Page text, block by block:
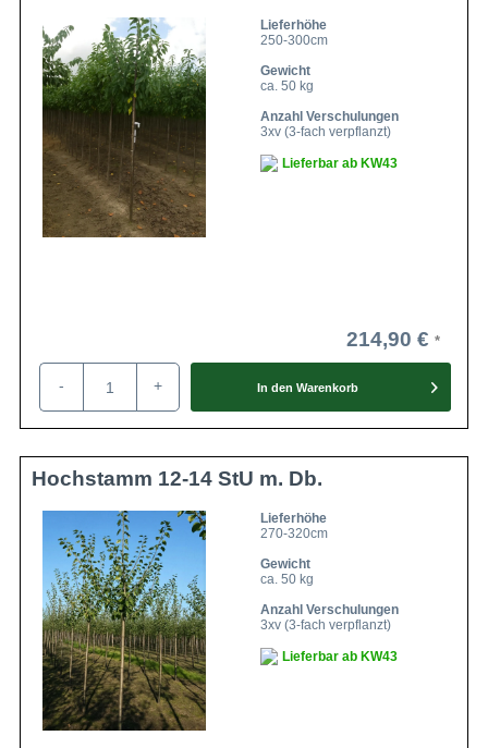
Lieferhöhe
250-300cm
Gewicht
ca. 50 kg
Anzahl Verschulungen
3xv (3-fach verpflanzt)
Lieferbar ab KW43
214,90 €
- + In den Warenkorb
Hochstamm 12-14 StU m. Db.
Lieferhöhe
270-320cm
Gewicht
ca. 50 kg
Anzahl Verschulungen
3xv (3-fach verpflanzt)
Lieferbar ab KW43